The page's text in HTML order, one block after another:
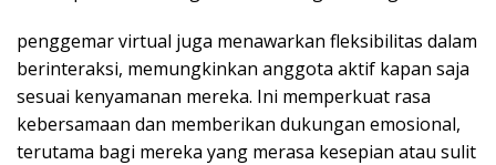
penggemar virtual juga menawarkan fleksibilitas dalam
berinteraksi, memungkinkan anggota aktif kapan saja
sesuai kenyamanan mereka. Ini memperkuat rasa
kebersamaan dan memberikan dukungan emosional,
terutama bagi mereka yang merasa kesepian atau sulit